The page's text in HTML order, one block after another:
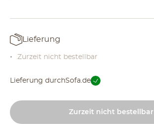
Lieferung
Zurzeit nicht bestellbar
Lieferung durchSofa.de
Zurzeit nicht bestellbar